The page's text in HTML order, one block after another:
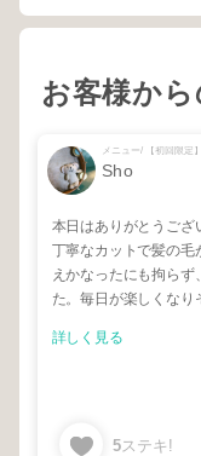
お客様か
メニュー/ 【初回限定
Sho
本日はありがとうござ
丁寧なカットで髪の毛
えかなったにも拘ら
た。毎日が楽しくなり
詳しく見る
5ステキ!